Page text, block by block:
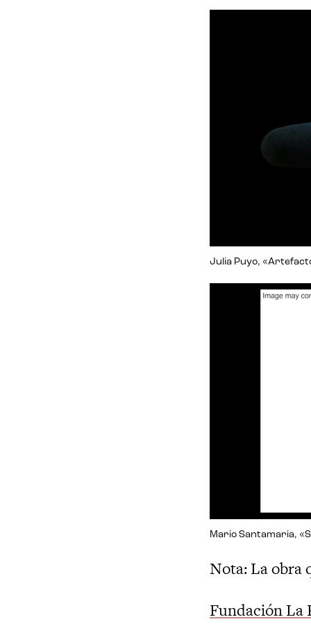
Julia Puyo,
Mario Santamaria,
Nota: La obra
Fundación La